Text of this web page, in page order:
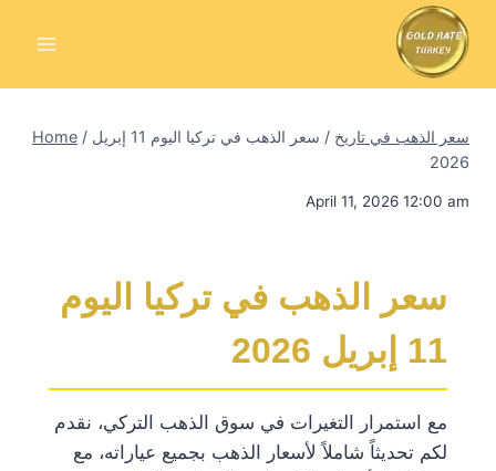
Home / سعر الذهب في تاريخ /
سعر الذهب في تركيا اليوم 11 إبريل
2026
April 11, 2026 12:00 am
سعر الذهب في تركيا اليوم
11 إبريل 2026
مع استمرار التغيرات في سوق الذهب التركي، نقدم
لكم تحديثاً شاملاً لأسعار الذهب بجميع عياراته، مع